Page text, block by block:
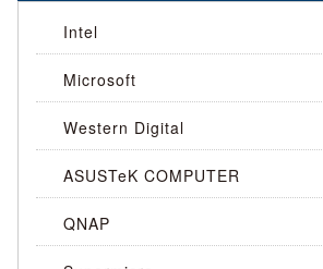
Intel
Microsoft
Western Digital
ASUSTeK COMPUTER
QNAP